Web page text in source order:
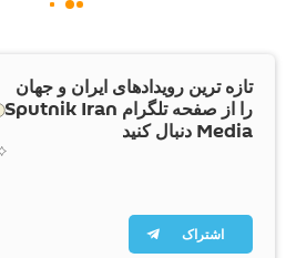
تازه ترین رویدادهای ایران و جهان
را از صفحه تلگرام Sputnik Iran
Media دنبال کنید
اشتراک